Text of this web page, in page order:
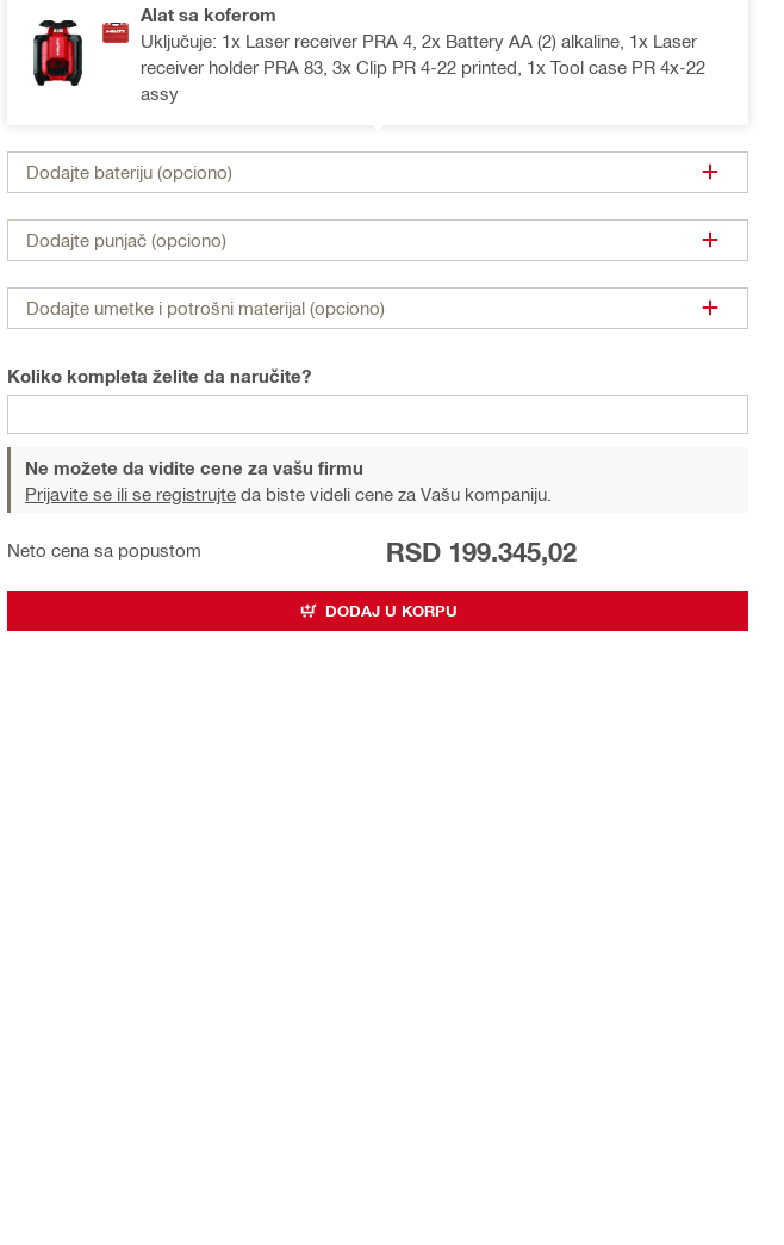
Alat sa koferom
Uključuje: 1x Laser receiver PRA 4, 2x Battery AA (2) alkaline, 1x Laser
receiver holder PRA 83, 3x Clip PR 4-22 printed, 1x Tool case PR 4x-22
assy
Dodajte bateriju (opciono)
Dodajte punjač (opciono)
Dodajte umetke i potrošni materijal (opciono)
Koliko kompleta želite da naručite?
Ne možete da vidite cene za vašu firmu
Prijavite se ili se registrujte da biste videli cene za Vašu kompaniju.
Neto cena sa popustom RSD 199.345,02
DODAJ U KORPU